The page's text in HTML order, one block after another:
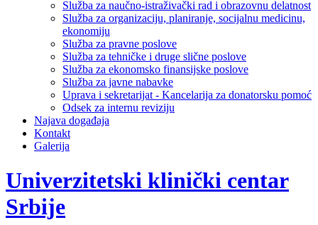
Služba za naučno-istraživački rad i obrazovnu delatnost
Služba za organizaciju, planiranje, socijalnu medicinu,
ekonomiju
Služba za pravne poslove
Služba za tehničke i druge slične poslove
Služba za ekonomsko finansijske poslove
Služba za javne nabavke
Uprava i sekretarijat - Kancelarija za donatorsku pomoć
Odsek za internu reviziju
Najava događaja
Kontakt
Galerija
Univerzitetski klinički centar
Srbije